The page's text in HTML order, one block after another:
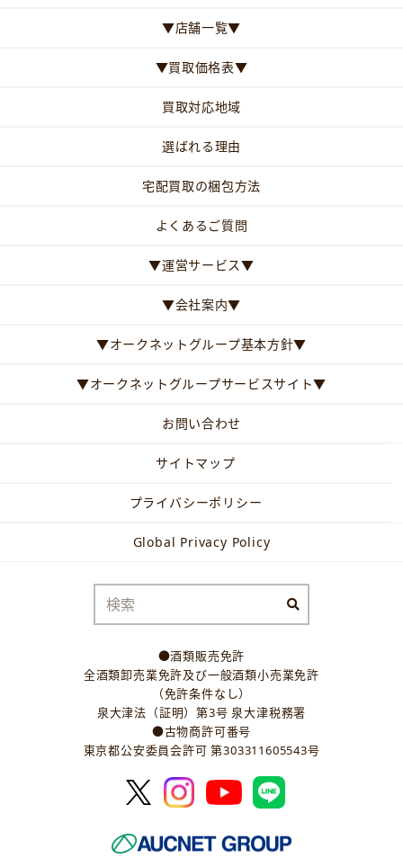
▼店舗一覧▼
▼買取価格表▼
買取対応地域
選ばれる理由
宅配買取の梱包方法
よくあるご質問
▼運営サービス▼
▼会社案内▼
▼オークネットグループ基本方針▼
▼オークネットグループサービスサイト▼
お問い合わせ
サイトマップ
プライバシーポリシー
Global Privacy Policy
●酒類販売免許
全酒類卸売業免許及び一般酒類小売業免許
（免許条件なし）
泉大津法（証明）第3号 泉大津税務署
●古物商許可番号
東京都公安委員会許可 第303311605543号